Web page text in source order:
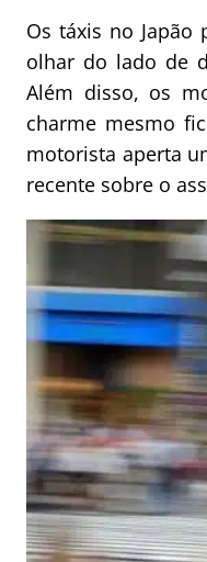
Os táxis no Japão
olhar do lado de
Além disso, os
charme mesmo
motorista aperta
recente sobre o